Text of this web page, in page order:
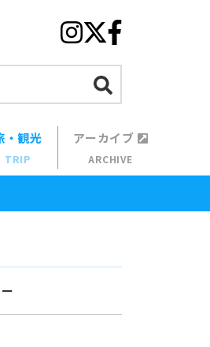
・観光
TRIP
アーカイブ
ARCHIVE